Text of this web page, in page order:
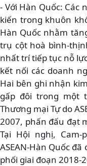
- Với Hàn Quốc: Các
kiến trong khuôn
Hàn Quốc nhằm
trụ cột hoà bình-
nhất trí tiếp tục nỗ
kết nối các doanh
Hai bên ghi nhận
gấp đôi trong một
Thương mại Tự do
2007, phấn đấu đạt
Tại Hội nghị,
ASEAN-Hàn Quốc
phối giai đoạn 2018-